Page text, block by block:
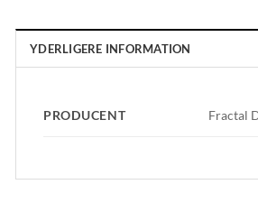
YDERLIGERE INFORMATION
PRODUCENT Fractal